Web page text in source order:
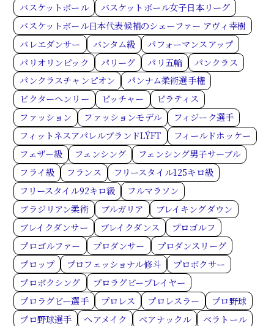
バスケットボール
バスケットボール女子日本リーグ
バスケットボール日本代表候補のシェーファー アヴィ幸樹
バレエダンサー
バンタム級
パフォーマンスアップ
パリオリンピック
パリーグ パリ五輪
パンクラス
パンクラスチャンピオン
パンナム柔術選手権
ビクターヘンリー
ピッチャー
ピラティス
ファッション
ファッションモデル
フィジーク選手
フィットネスアパレルブランドLÝFT
フィールドホッケー
フェザー級
フェンシング
フェンシング男子サーブル
フライ級
フランス
フリースタイル125キロ級
フリースタイル92キロ級
フルマラソン
ブラジリアン柔術
ブルガリア
ブレイキングダウン
ブレイクダンサー
ブレイクダンス
プロゴルフ
プロゴルファー
プロダンサー
プロダンスリーグ
プロップ
プロフェッショナル修斗
プロボクサー
プロボクシング
プロラグビープレイヤー
プロラグビー選手
プロレス プロレスラー
プロ野球
プロ野球選手
ヘアメイク ベアナックル
ベラトール